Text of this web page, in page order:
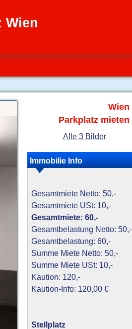
Wien
Wien
Parkplatz mieten
Alle 3 Bilder
Immobilie Info
Gesamtmiete Netto: 50,-
Gesamtmiete USt: 10,-
Gesamtmiete: 60,-
Gesamtbelastung Netto: 50,-
Gesamtbelastung: 60,-
Summe Miete Netto: 50,-
Summe Miete USt: 10,-
Kaution: 120,-
Kaution-Info: 120,00 €
Stellplatz